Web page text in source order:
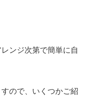
ンジ次第で簡単に自
ので、いくつかご紹